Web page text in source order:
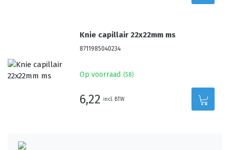
Knie capillair 22x22mm ms
8711985040234
Op voorraad (58)
6,22 incl. BTW